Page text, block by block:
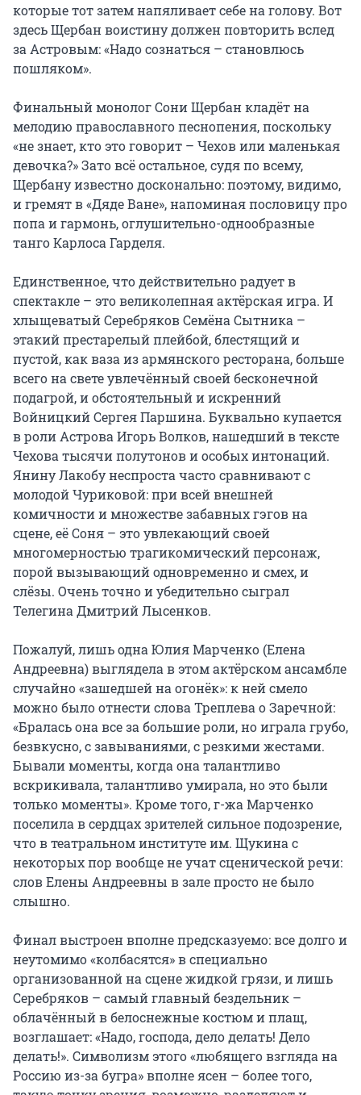
которые тот затем напяливает себе на голову. Вот
здесь Щербан воистину должен повторить вслед
за Астровым: «Надо сознаться – становлюсь
пошляком».
Финальный монолог Сони Щербан кладёт на
мелодию православного песнопения, поскольку
«не знает, кто это говорит – Чехов или маленькая
девочка?» Зато всё остальное, судя по всему,
Щербану известно досконально: поэтому, видимо,
и гремят в «Дяде Ване», напоминая пословицу про
попа и гармонь, оглушительно-однообразные
танго Карлоса Гарделя.
Единственное, что действительно радует в
спектакле – это великолепная актёрская игра. И
хлыщеватый Серебряков Семёна Сытника –
этакий престарелый плейбой, блестящий и
пустой, как ваза из армянского ресторана, больше
всего на свете увлечённый своей бесконечной
подагрой, и обстоятельный и искренний
Войницкий Сергея Паршина. Буквально купается
в роли Астрова Игорь Волков, нашедший в тексте
Чехова тысячи полутонов и особых интонаций.
Янину Лакобу неспроста часто сравнивают с
молодой Чуриковой: при всей внешней
комичности и множестве забавных гэгов на
сцене, её Соня – это увлекающий своей
многомерностью трагикомический персонаж,
порой вызывающий одновременно и смех, и
слёзы. Очень точно и убедительно сыграл
Телегина Дмитрий Лысенков.
Пожалуй, лишь одна Юлия Марченко (Елена
Андреевна) выглядела в этом актёрском ансамбле
случайно «зашедшей на огонёк»: к ней смело
можно было отнести слова Треплева о Заречной:
«Бралась она все за большие роли, но играла грубо,
безвкусно, с завываниями, с резкими жестами.
Бывали моменты, когда она талантливо
вскрикивала, талантливо умирала, но это были
только моменты». Кроме того, г-жа Марченко
поселила в сердцах зрителей сильное подозрение,
что в театральном институте им. Щукина с
некоторых пор вообще не учат сценической речи:
слов Елены Андреевны в зале просто не было
слышно.
Финал выстроен вполне предсказуемо: все долго и
неутомимо «колбасятся» в специально
организованной на сцене жидкой грязи, и лишь
Серебряков – самый главный бездельник –
облачённый в белоснежные костюм и плащ,
возглашает: «Надо, господа, дело делать! Дело
делать!». Символизм этого «любящего взгляда на
Россию из-за бугра» вполне ясен – более того,